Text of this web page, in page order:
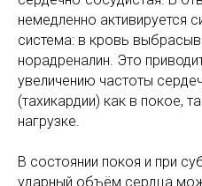
немедленно активируется
система: в кровь
норадреналин. Это
увеличению частоты
(тахикардии) как в покое,
нагрузке.
В состоянии покоя и при
ударный объём сердца